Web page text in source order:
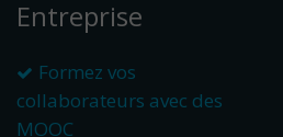
Entreprise
Formez vos
collaborateurs avec des
MOOC